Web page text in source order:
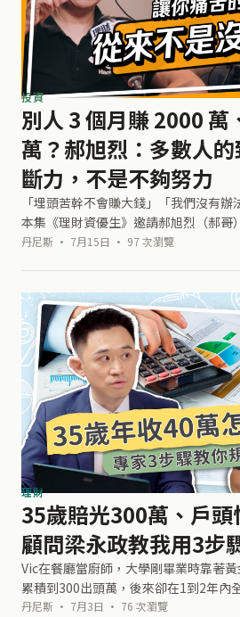
投資
別人 3 個月賺 2000 萬
萬？郝旭烈：多數人
斷力，不是不夠努力
「埋頭苦幹不會賺大錢」「我們沒有辦
本集《理財資優生》邀請郝旭烈（郝哥
點：資訊越多越焦慮、想賺快錢卻賠掉
丹尼斯 · 7月15日 · 97 次瀏覽
理財
35歲賠光300萬、戶
顧問梁永政教我用3步
Vic在餐廳當廚師，大學剛畢業時靠著
累積到300出頭萬，後來卻在1到2年內
汽車加油都沒錢。他帶著這份慘痛經驗
丹尼斯 · 7月3日 · 76 次瀏覽